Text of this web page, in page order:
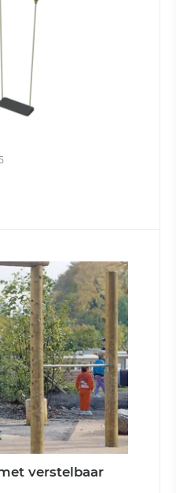
verstelbaar